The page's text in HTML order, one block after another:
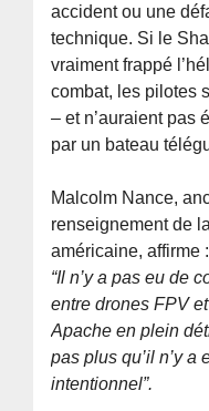
accident ou une
technique. Si le
vraiment frappé
combat, les pilotes
– et n’auraient pas
par un bateau
Malcolm Nance,
renseignement de
américaine, affirme :
“Il n’y a pas eu de
entre drones FPV
Apache en plein
pas plus qu’il n’y a
intentionnel”.